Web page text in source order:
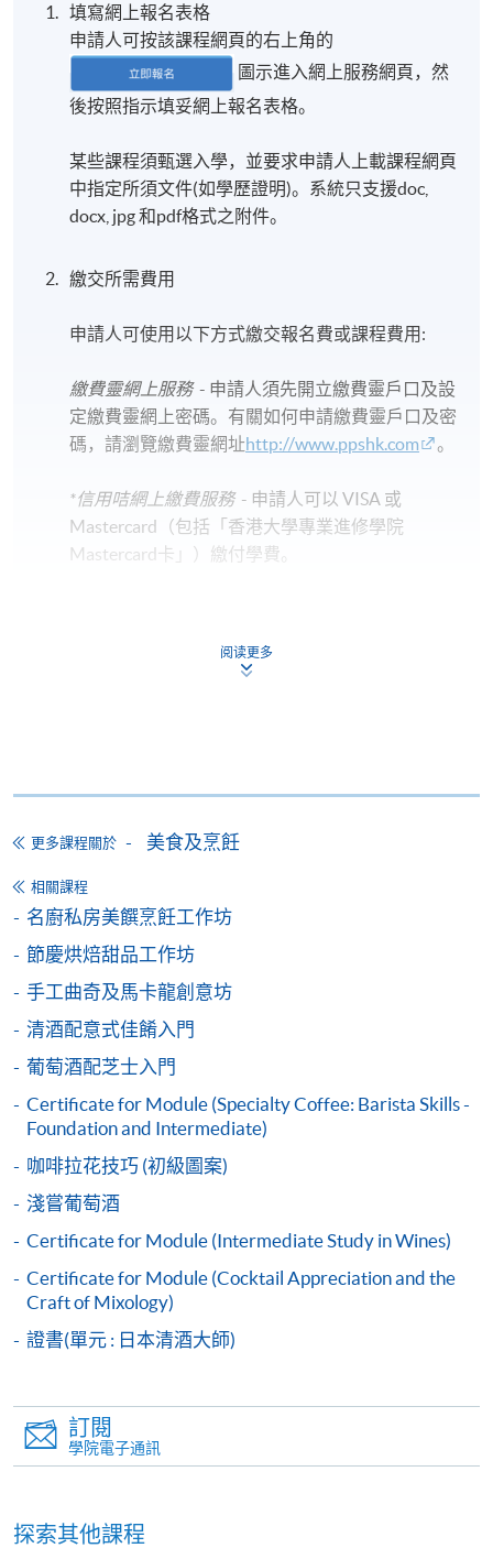
填寫網上報名表格
申請人可按該課程網頁的右上角的
圖示進入網上服務網頁，然
後按照指示填妥網上報名表格。
某些課程須甄選入學，並要求申請人上載課程網頁
中指定所須文件(如學歷證明)。系統只支援doc,
docx, jpg 和pdf格式之附件。
繳交所需費用
申請人可使用以下方式繳交報名費或課程費用:
繳費靈網上服務- 申請人須先開立繳費靈戶口及設
定繳費靈網上密碼。有關如何申請繳費靈戶口及密
碼，請瀏覽繳費靈網址http://www.ppshk.com 。
*信用咭網上繳費服務- 申請人可以 VISA 或
Mastercard（包括「香港大學專業進修學院
Mastercard卡」）繳付學費。
-短期課程
-個別學歷頒授課程
報讀同一學歷頒授課程內其他單元
交下期學費的學員，提供網上服務，如學員就讀的課
程設有此服務，課程負責人會通知學員有關程序。
VISA 或 Mastercard、「微信支付」(Online WeChat
Pay) 、「支付寶」(Online Alipay) 或 「轉數快」(FPS)
繳付學費。
親身報名/郵遞
報讀新課程
SF26報名表，親往
費以及所需證明文件呈交。
阅读更多
更多課程關於 美食及烹飪
相關課程
名廚私房美饌烹飪工作坊
節慶烘焙甜品工作坊
手工曲奇及馬卡龍創意坊
清酒配意式佳餚入門
葡萄酒配芝士入門
Certificate for Module (Specialty Coffee: Barista Skills -
Foundation and Intermediate)
咖啡拉花技巧 (初級圖案)
淺嘗葡萄酒
Certificate for Module (Intermediate Study in Wines)
Certificate for Module (Cocktail Appreciation and the
Craft of Mixology)
證書(單元 : 日本清酒大師)
訂閱
學院電子通訊
探索其他課程